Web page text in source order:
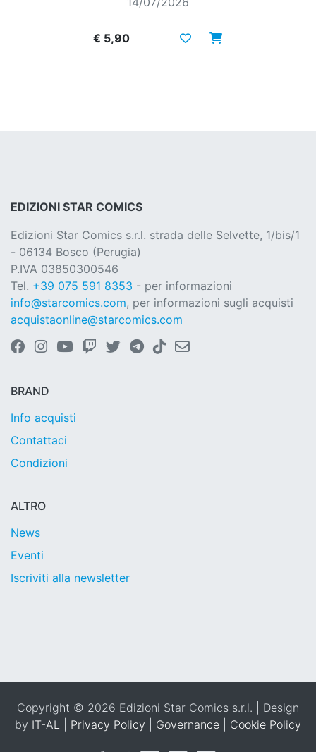
€ 5,90
EDIZIONI STAR COMICS
Edizioni Star Comics s.r.l. strada delle Selvette, 1/bis/1
- 06134 Bosco (Perugia)
P.IVA 03850300546
Tel. +39 075 591 8353 - per informazioni
info@starcomics.com, per informazioni sugli acquisti
acquistaonline@starcomics.com
BRAND
Info acquisti
Contattaci
Condizioni
ALTRO
News
Eventi
Iscriviti alla newsletter
Copyright © 2026 Edizioni Star Comics s.r.l. | Design
by IT-AL Privacy Policy Governance Cookie Policy